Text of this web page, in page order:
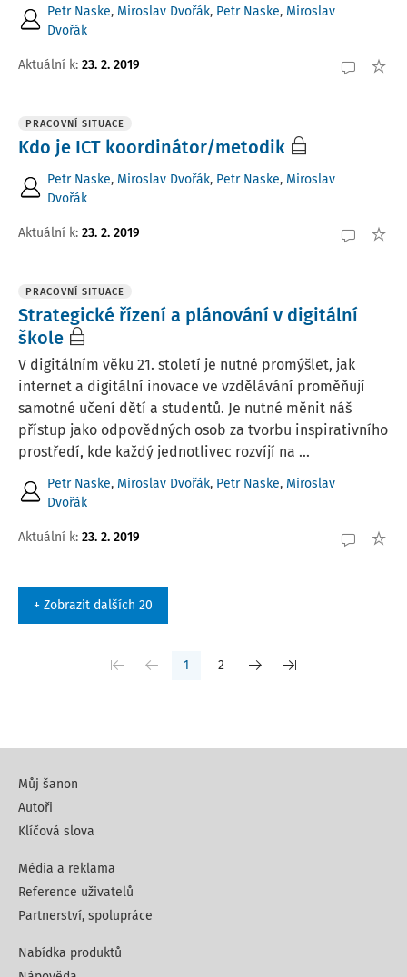
Petr Naske, Miroslav Dvořák, Petr Naske, Miroslav
Dvořák
Aktuální k: 23. 2. 2019
PRACOVNÍ SITUACE
Kdo je ICT koordinátor/metodik
Petr Naske, Miroslav Dvořák, Petr Naske, Miroslav
Dvořák
Aktuální k: 23. 2. 2019
PRACOVNÍ SITUACE
Strategické řízení a plánování v digitální
škole
V digitálním věku 21. století je nutné promýšlet, jak
internet a digitální inovace ve vzdělávání proměňují
samotné učení dětí a studentů. Je nutné měnit náš
přístup jako odpovědných osob za tvorbu inspirativního
prostředí, kde každý jednotlivec rozvíjí na ...
Petr Naske, Miroslav Dvořák, Petr Naske, Miroslav
Dvořák
Aktuální k: 23. 2. 2019
+ Zobrazit dalších 20
1 2
Můj šanon
Autoři
Klíčová slova
Média a reklama
Reference uživatelů
Partnerství, spolupráce
Nabídka produktů